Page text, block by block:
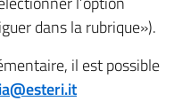
dans la rubrique»).
il est possible